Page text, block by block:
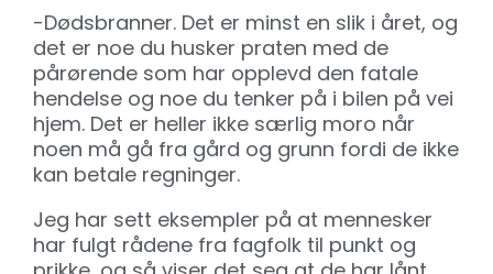
-Dødsbranner. Det er minst en slik i året, og
det er noe du husker praten med de
pårørende som har opplevd den fatale
hendelse og noe du tenker på i bilen på vei
hjem. Det er heller ikke særlig moro når
noen må gå fra gård og grunn fordi de ikke
kan betale regninger.
Jeg har sett eksempler på at mennesker
har fulgt rådene fra fagfolk til punkt og